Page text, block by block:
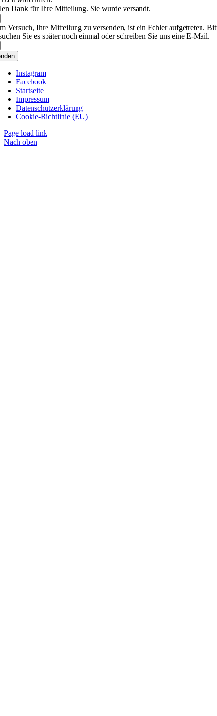
Dank für Ihre Mitteilung. Sie wurde versandt.
Versuch, Ihre Mitteilung zu versenden, ist ein Fehler aufgetreten.
Sie es später noch einmal oder schreiben Sie uns eine E-Mail.
Instagram
Facebook
Startseite
Impressum
Datenschutzerklärung
Cookie-Richtlinie (EU)
Page load link
Nach oben